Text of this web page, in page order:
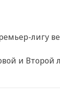
лигу
и Второй